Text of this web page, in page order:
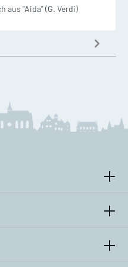
aus "Aida" (G. Verdi)